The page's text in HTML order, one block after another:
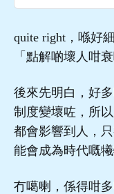
quite right，喺好
「點解啲壞人咁
後來先明白，好
制度變壞咗，所
都會影響到人，
能會成為時代嘅
冇噶喇，係得咁